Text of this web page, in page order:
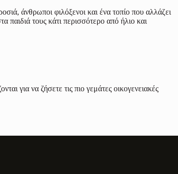
άνθρωποι φιλόξενοι και ένα τοπίο που αλλάζει
παιδιά τους κάτι περισσότερο από ήλιο και
για να ζήσετε τις πιο γεμάτες οικογενειακές